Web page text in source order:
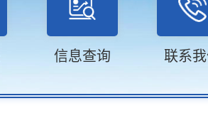
信息查询 联系